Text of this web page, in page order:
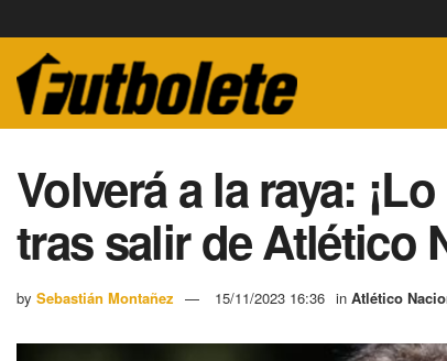
Volverá a la raya:
tras salir de Atlético
by Sebastián Montañez 15/11/2023 16:36 in Atlético